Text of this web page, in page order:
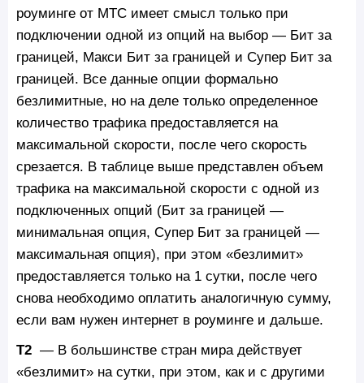
роуминге от МТС имеет смысл только при
подключении одной из опций на выбор — Бит за
границей, Макси Бит за границей и Супер Бит за
границей. Все данные опции формально
безлимитные, но на деле только определенное
количество трафика предоставляется на
максимальной скорости, после чего скорость
срезается. В таблице выше представлен объем
трафика на максимальной скорости с одной из
подключенных опций (Бит за границей —
минимальная опция, Супер Бит за границей —
максимальная опция), при этом «безлимит»
предоставляется только на 1 сутки, после чего
снова необходимо оплатить аналогичную сумму,
если вам нужен интернет в роуминге и дальше.
Т2 — В большинстве стран мира действует
«безлимит» на сутки, при этом, как и с другими